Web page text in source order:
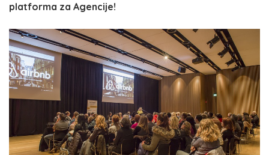
platforma za Agencije!